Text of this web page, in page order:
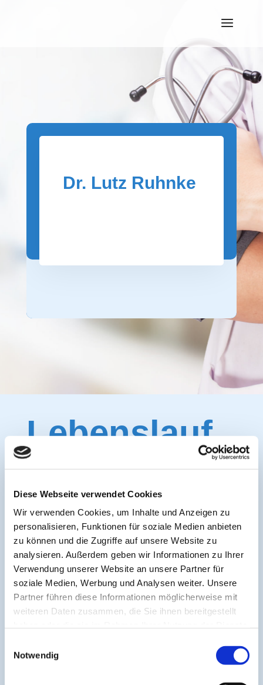
Diese Webseite verwendet Cookies
Wir verwenden Cookies, um Inhalte und Anzeigen zu
personalisieren, Funktionen für soziale Medien anbieten
zu können und die Zugriffe auf unsere Website zu
analysieren. Außerdem geben wir Informationen zu Ihrer
Verwendung unserer Website an unsere Partner für
soziale Medien, Werbung und Analysen weiter. Unsere
Partner führen diese Informationen möglicherweise mit
weiteren Daten zusammen, die Sie ihnen bereitgestellt
Notwendig
Dr. Lutz Ruhnke
Lebenslauf
1989 bis 1995 Studium der Humanmedizin an der
Christian-Albrechts- Universität zu Kiel (CAU)
1996 Promotion, Pharmakologisches Institut CAU Kiel,
experimentelle Arbeit (magna cum laude)
2000 Niederlassung in Kiel-Mettenhof am jetzigen
Praxisstandort als Facharzt für Allgemeinmedizin
2003 Zertifikat Diabetologie